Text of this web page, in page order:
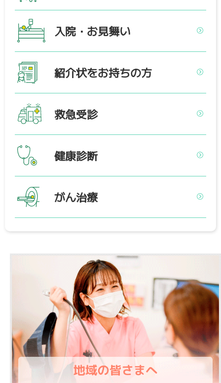
入院・お見舞い
紹介状をお持ちの方
救急受診
健康診断
がん治療